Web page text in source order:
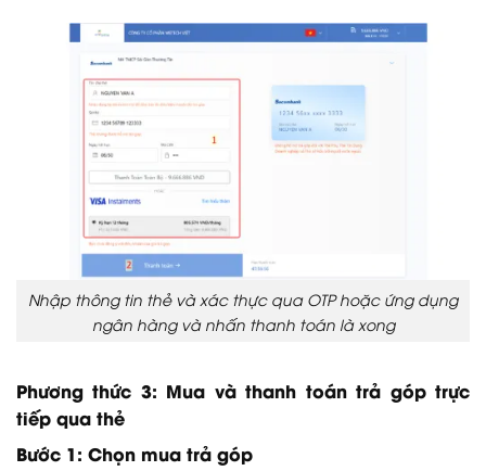
Nhập thông tin thẻ và xác thực qua OTP hoặc ứng dụng
ngân hàng và nhấn thanh toán là xong
Phương thức 3: Mua và thanh toán trả góp trực
tiếp qua thẻ
Bước 1: Chọn mua trả góp